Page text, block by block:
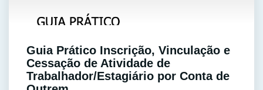
Guia Prático Inscrição, Vinculação e
Cessação de Atividade de
Trabalhador/Estagiário por Conta de